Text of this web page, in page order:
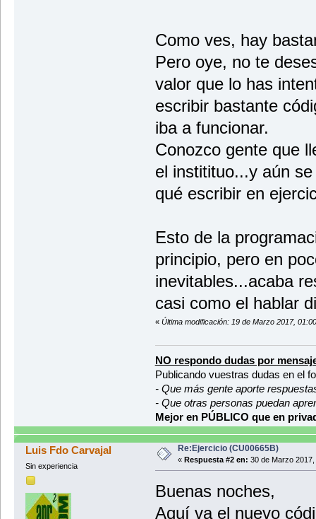
Como ves, hay
Pero oye, no te
valor que lo has
escribir bastante
iba a funcionar.
Conozco gente que
el institituo...y aún
qué escribir en
Esto de la
principio, pero en
inevitables...acaba
casi como el hablar
« Última modificación: 19 de Marzo 2017,
NO respondo dudas por
Publicando vuestras dudas en el
- Que más gente aporte
- Que otras personas puedan
Mejor en PÚBLICO que en
Luis Fdo Carvajal
Sin experiencia
Re:Ejercicio (CU00665B)
« Respuesta #2 en: 30 de Marzo
Buenas noches,
Aquí va el nuevo